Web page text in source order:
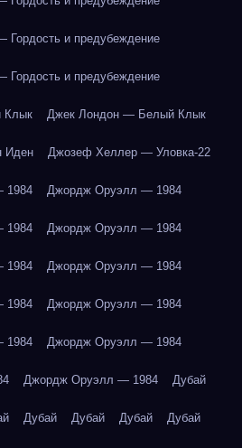
Гордость и предубеждение
Гордость и предубеждение
Клык Джек Лондон — Белый Клык
Иден Джозеф Хеллер — Уловка-22
1984 Джордж Оруэлл — 1984
1984 Джордж Оруэлл — 1984
1984 Джордж Оруэлл — 1984
1984 Джордж Оруэлл — 1984
1984 Джордж Оруэлл — 1984
Джордж Оруэлл — 1984 Дубай
Дубай Дубай Дубай Дубай